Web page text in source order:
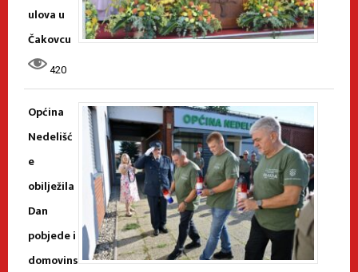
ulova u
Čakovcu
420
Općina
Nedelišć
e
obilježila
Dan
pobjede i
domovins